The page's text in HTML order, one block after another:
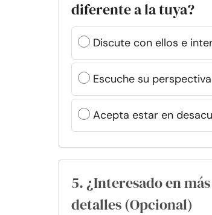
diferente a la tuya?
Discute con ellos e
Escuche su
Acepta estar en
5. ¿Interesado en
detalles (Opcional)